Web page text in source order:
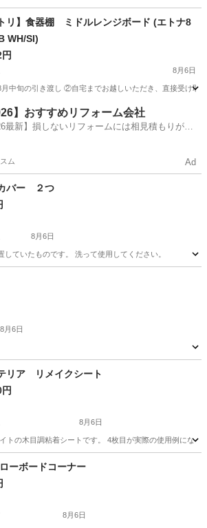
他 建具
トリ】食器棚 ミドルレンジボード (エトナ8
WH/SI)
8月6日
中旬の引き渡し ②自宅までお越しいただき、直接受け取
駅 収納家具
】おすすめリフォーム会社
最新】損しないリフォームには相見積もりが不
ム Ad
バー ２つ
8月6日
していたものです。 洗って使用してください。
8月6日
駅 寝具 毛布
リア リメイクシート
8月6日
トの木目調粘着シートです。 4枚目が実際の使用例にな
その他 リメイク
ーボードコーナー
8月6日